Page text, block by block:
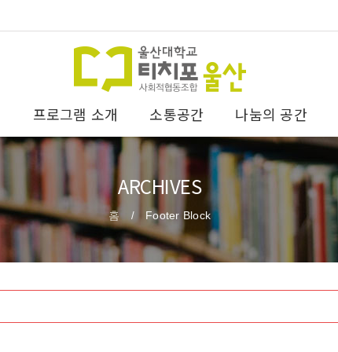
프로그램 소개 소통공간 나눔의 공간
ARCHIVES
홈 / Footer Block